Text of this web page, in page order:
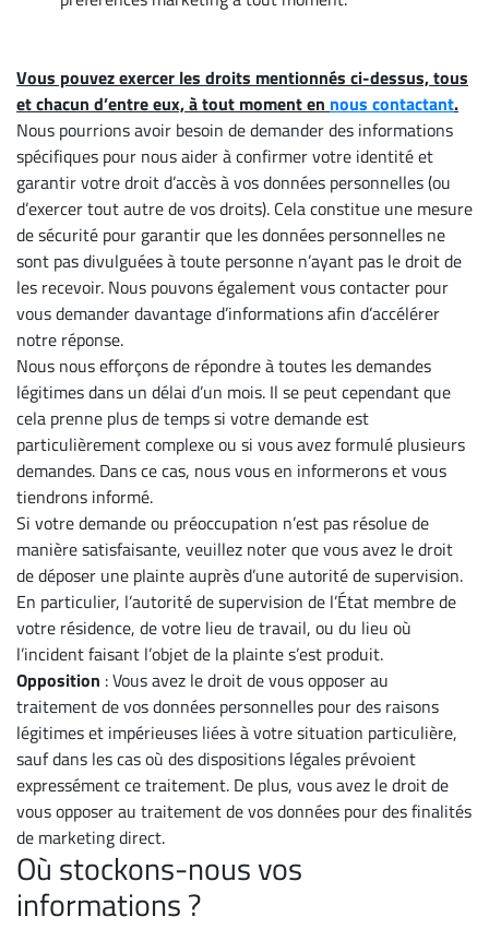
Vous pouvez exercer les droits mentionnés ci-dessus, tous
et chacun d’entre eux, à tout moment en nous contactant.
Nous pourrions avoir besoin de demander des informations
spécifiques pour nous aider à confirmer votre identité et
garantir votre droit d’accès à vos données personnelles (ou
d’exercer tout autre de vos droits). Cela constitue une mesure
de sécurité pour garantir que les données personnelles ne
sont pas divulguées à toute personne n’ayant pas le droit de
les recevoir. Nous pouvons également vous contacter pour
vous demander davantage d’informations afin d’accélérer
notre réponse.
Nous nous efforçons de répondre à toutes les demandes
légitimes dans un délai d’un mois. Il se peut cependant que
cela prenne plus de temps si votre demande est
particulièrement complexe ou si vous avez formulé plusieurs
demandes. Dans ce cas, nous vous en informerons et vous
tiendrons informé.
Si votre demande ou préoccupation n’est pas résolue de
manière satisfaisante, veuillez noter que vous avez le droit
de déposer une plainte auprès d’une autorité de supervision.
En particulier, l’autorité de supervision de l’État membre de
votre résidence, de votre lieu de travail, ou du lieu où
l’incident faisant l’objet de la plainte s’est produit.
Opposition : Vous avez le droit de vous opposer au
traitement de vos données personnelles pour des raisons
légitimes et impérieuses liées à votre situation particulière,
sauf dans les cas où des dispositions légales prévoient
expressément ce traitement. De plus, vous avez le droit de
vous opposer au traitement de vos données pour des finalités
de marketing direct.
Où stockons-nous vos
informations ?